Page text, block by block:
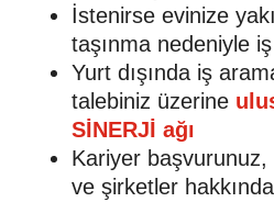
İstenirse evinize
taşınma nedeniyle
Yurt dışında iş
talebiniz üzerine
SİNERJİ ağı
Kariyer
ve şirketler